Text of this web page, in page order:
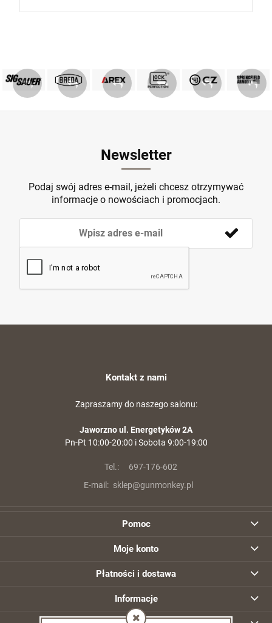
Newsletter
Podaj swój adres e-mail, jeżeli chcesz otrzymywać
informacje o nowościach i promocjach.
Kontakt z nami
Zapraszamy do naszego salonu:
Jaworzno ul. Energetyków 2A
Pn-Pt 10:00-20:00 i Sobota 9:00-19:00
Tel.:
697-176-602
E-mail: sklep@gunmonkey.pl
Pomoc
Moje konto
Płatności i dostawa
Informacje